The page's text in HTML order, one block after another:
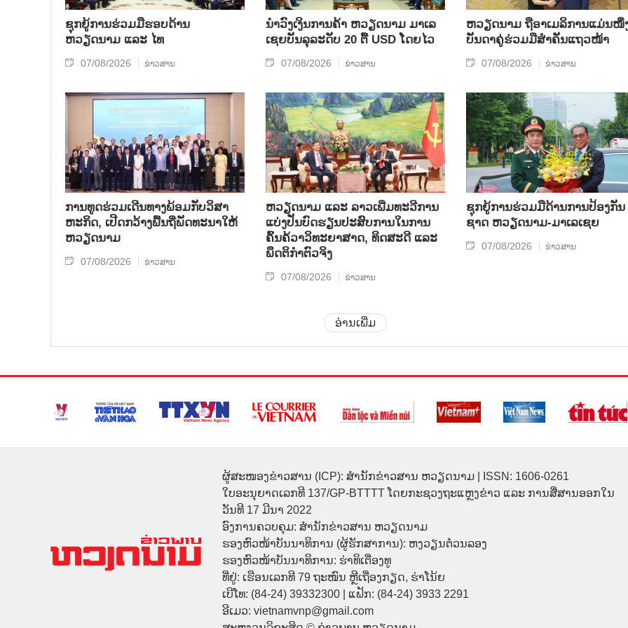
ຊຸກຍູ້ການຮ່ວມມືຮອບດ້ານ
ຫວຽດນາມ ແລະ ໄທ
07/08/2026 ຂ່າວສານ
ນຳ​ວົງ​ເງິນ​ການ​ຄ້າ ຫວຽດ​ນາມ ມາ​ເລ​
ເຊຍ​ບັນ​ລຸ​ລະ​ດັບ 20 ຕື້ USD ໂດຍ​ໄວ
07/08/2026 ຂ່າວສານ
ຫ​ວຽດ​ນາມ ຖື​ອາ​ເມ​ລິ​ການ​ແມ່ນ​ໜຶ່
ບັນ​ດາ​ຄູ່​ຮ່ວມ​ມື​ສຳ​ຄັນ​ແຖວ​ໜ້າ
07/08/2026 ຂ່າວສານ
ການ​ທູດ​ຮ່ວມ​ເດີນ​ທາງ​ພ້ອມກັບ​ວິ​ສາ​
ຫະ​ກ​ິດ, ເປີດກວ້າງ​ພື້ນ​ຖີ່​ພັດ​ທະ​ນາ​ໃຫ້​
ຫວຽດ​ນາມ
07/08/2026 ຂ່າວສານ
ຫວຽດ​ນາມ ແລະ ລາວ​ເພີ່ມ​ທະ​ວີ​ການ​
ແບ່​ງ​ປັນ​ບົດ​ຮຽນ​ປະ​ສົບ​ການ​ໃນ​ການ​
ຄົ້ນ​ຄ້​ວາ​ວິ​ທະ​ຍາ​ສາດ, ທິດ​ສະ​ດີ ແລະ
ພຶດ​ຕິ​ກຳຕົວ​ຈິງ
07/08/2026 ຂ່າວສານ
ຊຸກ​ຍູ້​ການ​ຮ່ວມ​ມື​ດ້ານ​ການ​ປ້ອງ​ກັນ​
ຊາດ ຫວຽດ​ນາມ-ມາ​ເລ​ເຊຍ
07/08/2026 ຂ່າວສານ
ອ່ານເພີ່ມ
ຜູ້ສະໜອງຂ່າວສານ (ICP): ສຳນັກຂ່າວສານ ຫວຽດນາມ | ISSN: 1606-0261
ໃບອະນຸຍາດເລກທີ 137/GP-BTTTT ໂດຍກະຊວງຖະແຫຼງຂ່າວ ແລະ ການສື່ສານອອກໃນ
ວັນທີ 17 ມີນາ 2022
ອົງການຄວບຄຸມ: ສຳນັກຂ່າວສານ ຫວຽດນາມ
ຮອງຫົວໜ້າບັນນາທິການ (ຜູ້ຮັກສາການ): ຫງວຽນຕ໋ວນລອງ
ຮອງຫົວໜ້າບັນນາທິການ: ຮ່າທິເຕື່ອງທູ
ທີ່ຢູ່: ເຮືອນເລກທີ 79 ຖະໜົນ ຫຼີເຖື່ອງກຽດ, ຮ່າໂນ້ຍ
ເບີໂທ: (84-24) 39332300 | ແຟັກ: (84-24) 3933 2291
ອີເມວ: vietnamvnp@gmail.com